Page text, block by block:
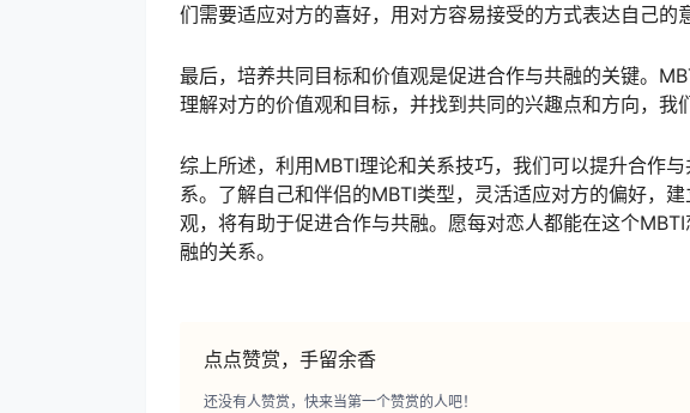
们需要适应对方的喜好，用对方容易接受的方式表达自己的
最后，培养共同目标和价值观是促进合作与共融的关键。
理解对方的价值观和目标，并找到共同的兴趣点和方向，我
综上所述，利用MBTI理论和关系技巧，我们可以提升合作
系。了解自己和伴侣的MBTI类型，灵活适应对方的偏好，
观，将有助于促进合作与共融。愿每对恋人都能在这个
融的关系。
点点赞赏，手留余香
还没有人赞赏，快来当第一个赞赏的人吧！